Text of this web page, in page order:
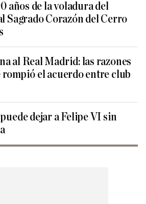
años de la voladura del
Sagrado Corazón del Cerro
al Real Madrid: las razones
rompió el acuerdo entre club
dejar a Felipe VI sin